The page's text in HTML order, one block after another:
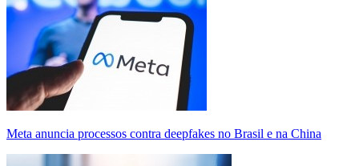
Meta anuncia processos contra deepfakes no Brasil e na China